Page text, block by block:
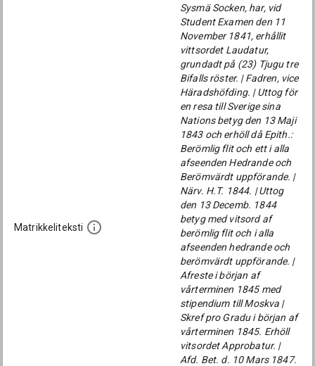
Matrikkeliteksti
Sysmä Socken, har, vid
Student Examen den 11
November 1841, erhållit
vittsordet Laudatur,
grundadt på (23) Tjugu tre
Bifalls röster. | Fadren, vice
Häradshöfding. | Uttog för
en resa till Sverige sina
Nations betyg den 13 Maji
1843 och erhöll då Epith.:
Berömlig flit och ett i alla
afseenden Hedrande och
Berömvärdt uppförande. |
Närv. H.T. 1844. | Uttog
den 13 Decemb. 1844
betyg med vitsord af
berömlig flit och i alla
afseenden hedrande och
berömvärdt uppförande. |
Afreste i början af
vårterminen 1845 med
stipendium till Moskva |
Skref pro Gradu i början af
vårterminen 1845. Erhöll
vitsordet Approbatur. |
Afd. Bet. d. 10 Mars 1847.